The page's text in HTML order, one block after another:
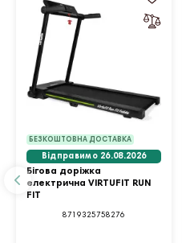
БЕЗКОШТОВНА ДОСТАВКА
Відправимо 26.08.2026
Бігова доріжка
електрична VIRTUFIT RUN
FIT
8719325758276